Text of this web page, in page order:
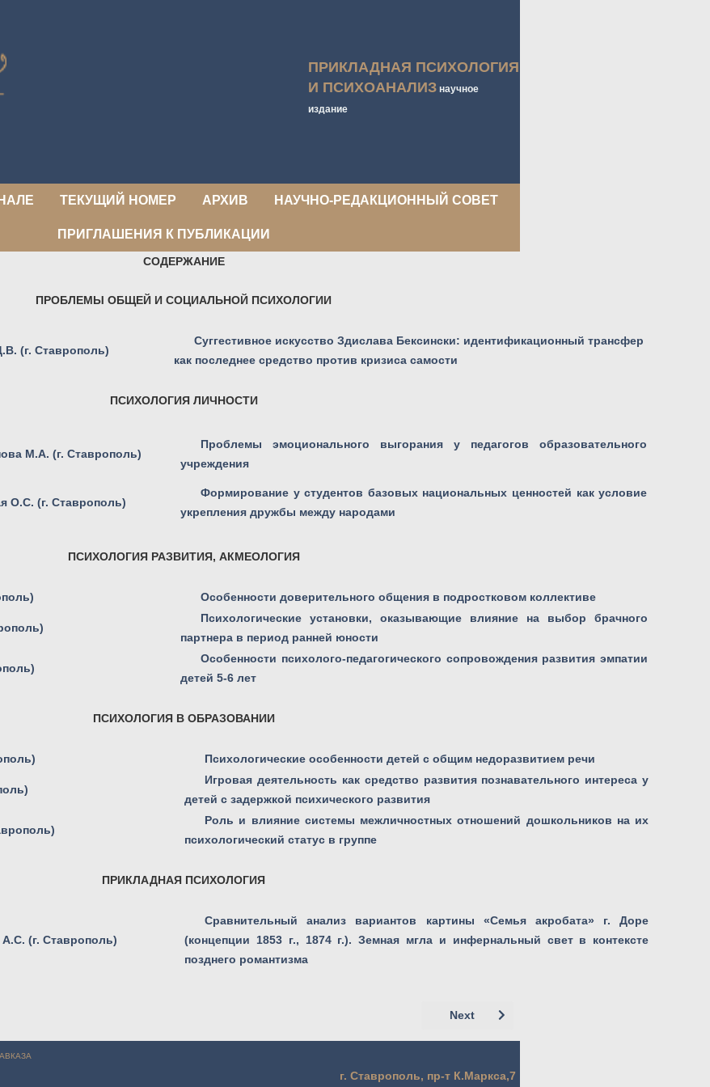
ПРИКЛАДНАЯ ПСИХОЛОГИЯ
И ПСИХОАНАЛИЗ научное
издание
ТЕКУЩИЙ НОМЕР АРХИВ НАУЧНО-РЕДАКЦИОННЫЙ СОВЕТ
ПРИГЛАШЕНИЯ К ПУБЛИКАЦИИ
СОДЕРЖАНИЕ
ПРОБЛЕМЫ ОБЩЕЙ И СОЦИАЛЬНОЙ ПСИХОЛОГИИ
(г. Ставрополь)
Суггестивное искусство Здислава Бексински: идентификационный трансфер
как последнее средство против кризиса самости
ПСИХОЛОГИЯ ЛИЧНОСТИ
М.А. (г. Ставрополь)
Проблемы эмоционального выгорания у педагогов образовательного
учреждения
О.С. (г. Ставрополь)
Формирование у студентов базовых национальных ценностей как условие
укрепления дружбы между народами
ПСИХОЛОГИЯ РАЗВИТИЯ, АКМЕОЛОГИЯ
Особенности доверительного общения в подростковом коллективе
Психологические установки, оказывающие влияние на выбор брачного
партнера в период ранней юности
Особенности психолого-педагогического сопровождения развития эмпатии
детей 5-6 лет
ПСИХОЛОГИЯ В ОБРАЗОВАНИИ
Психологические особенности детей с общим недоразвитием речи
Игровая деятельность как средство развития познавательного интереса у
детей с задержкой психического развития
Роль и влияние системы межличностных отношений дошкольников на их
психологический статус в группе
ПРИКЛАДНАЯ ПСИХОЛОГИЯ
(г. Ставрополь)
Сравнительный анализ вариантов картины «Семья акробата» г. Доре
(концепции 1853 г., 1874 г.). Земная мгла и инфернальный свет в контексте
позднего романтизма
Е.Н., Сулейманова М.А. (г. Ставрополь) Next article: Goncharov Artem, Pikalov
Next
г. Ставрополь, пр-т К.Маркса,7